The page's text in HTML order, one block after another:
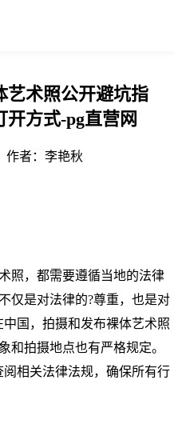
艺术照公开避坑指
方式-pg直营网
作者： 李艳秋
照，都需要遵循当地的法律
仅是对法律的?尊重，也是对
国，拍摄和发布裸体艺术照
和拍摄地点也有严格规定。
相关法律法规，确保所有行